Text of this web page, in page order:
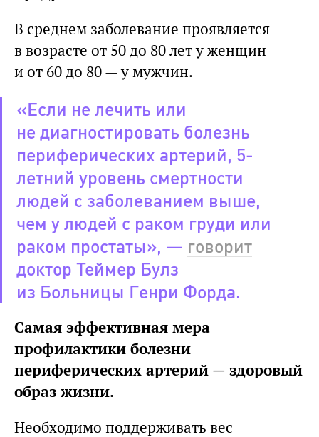
В среднем заболевание проявляется
в возрасте от 50 до 80 лет у женщин
и от 60 до 80 — у мужчин.
«Если не лечить или
не диагностировать болезнь
периферических артерий, 5-
летний уровень смертности
людей с заболеванием выше,
чем у людей с раком груди или
раком простаты», — говорит
доктор Теймер Булз
из Больницы Генри Форда.
Самая эффективная мера
профилактики болезни
периферических артерий — здоровый
образ жизни.
Необходимо поддерживать вес